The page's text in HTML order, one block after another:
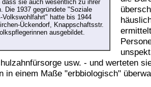
sie auch wesentlich zu ihrer
Die 1937 gegründete "Soziale
Volkswohlfahrt" hatte bis 1944
Ückendorf, Knappschaftsstr.
ausgebildet.
usw. - und werteten
in einem Maße "erbbiologisch"